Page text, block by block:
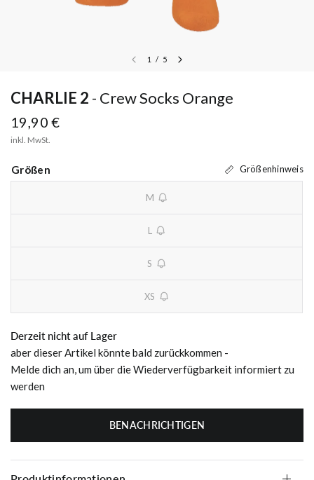
1 / 5
CHARLIE 2 Crew Socks Orange
19,90 €
inkl. MwSt.
Größen Größenhinweis
M
unavailable
L
unavailable
S
unavailable
XS
unavailable
Derzeit nicht auf Lager
aber dieser Artikel könnte bald zurückkommen -
Melde dich an, um über die Wiederverfügbarkeit informiert zu
werden
BENACHRICHTIGEN